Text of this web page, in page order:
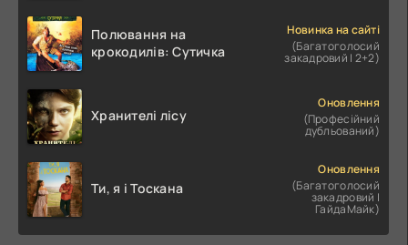
Полювання на
крокодилів: Сутичка
Новинка на сайті
(Багатоголосий
закадровий | 2+2)
Хранителі лісу
Оновлення
(Професійний
дубльований)
Ти, я і Тоскана
Оновлення
(Багатоголосий
закадровий |
ГайдаМайк)